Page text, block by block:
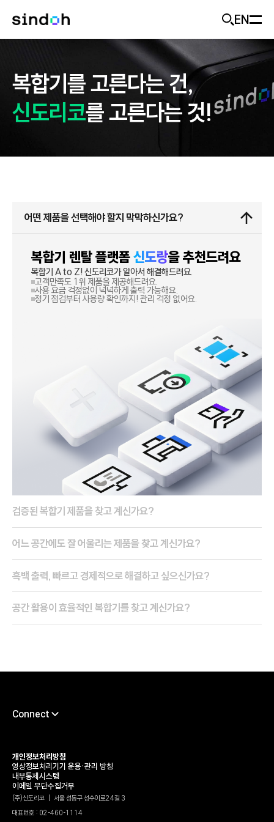
EN
사업개요
ESG
Careers
신도랑
솔루션 제품
제품 추천
출력기기
정부 조달 품목
고객지원
문의하기
서비스 신청지금, 신도리코의 복합기가 필요하다면 문의하세요
D470 추천 신도랑
복합기를 고른다는 건,
신도리코를 고른다는 것!
어떤 제품을 선택해야 할지 막막하신가요?
복합기 렌탈 플랫폼신도랑을 추천드려요
복합기 A to Z! 신도리코가 알아서 해결해드려요.
고객만족도 1위 제품을 제공해드려요.
사용 요금 걱정없이 넉넉하게 출력 가능해요.
정기 점검부터 사용량 확인까지! 관리 걱정 없어요.​
검증된 복합기 제품을 찾고 계신가요?
어느 공간에도 잘 어울리는 제품을 찾고 계신가요?
흑백 출력, 빠르고 경제적으로 해결하고 싶으신가요?
공간 활용이 효율적인 복합기를 찾고 계신가요?
Connect
서포트센터
타륜
가헌신도재단
신도리코 유튜브
개인정보처리방침
영상정보처리기기 운용•관리 방침
내부통제시스템
이메일 무단수집거부
(주)신도리코 | 서울 성동구 성수이로24길 3
대표번호 : 02-460-1114